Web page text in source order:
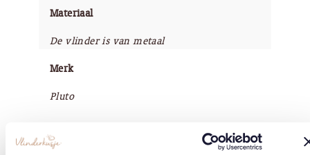
Materiaal
De vlinder is van metaal
Merk
Pluto